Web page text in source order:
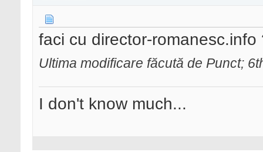
faci cu director-
Ultima modificare făcută de Punct;
I don't know much...